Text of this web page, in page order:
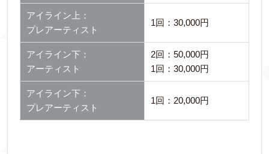
アイライン上：
プレアーティスト
1回：30,000円
アイライン下：
アーティスト
2回：50,000円
1回：30,000円
アイライン下：
プレアーティスト
1回：20,000円